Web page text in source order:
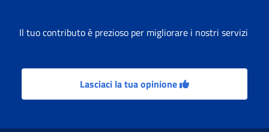
Il tuo contributo è prezioso per migliorare i nostri servizi
Lasciaci la tua opinione